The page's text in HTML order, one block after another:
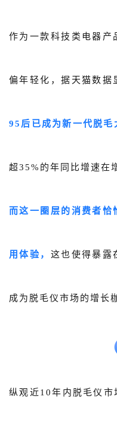
作为一款科技类电器产
偏年轻化，据天猫数据
95后已成为新一代脱毛
超35%的年同比增速在
而这一圈层的消费者恰
用体验， 这也使得暴露
成为脱毛仪市场的增长
纵观近10年内脱毛仪市